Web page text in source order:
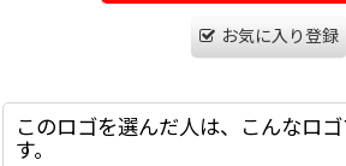
お気に入り登録
このロゴを選んだ人は、こんなロ
す。